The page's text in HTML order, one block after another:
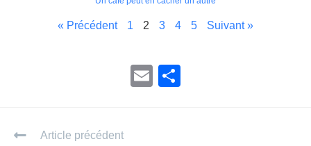
« Précédent 1 2 3 4 5 Suivant »
E
Article précédent